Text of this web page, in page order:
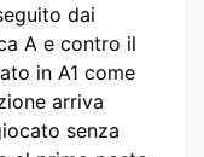
dai
A e contro il
in A1 come
arriva
senza